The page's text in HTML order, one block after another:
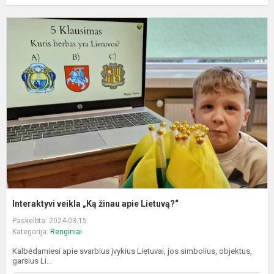
Interaktyvi veikla „Ką žinau apie Lietuvą?“
Paskelbta: 2024-03-15
Kategorija: Renginiai
Kalbėdamiesi apie svarbius įvykius Lietuvai, jos simbolius, objektus,
garsius Li...